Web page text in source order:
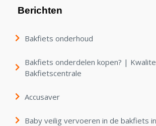
Berichten
Bakfiets onderhoud
Bakfiets onderdelen kopen? |
Bakfietscentrale
Accusaver
Baby veilig vervoeren in de bakfiets